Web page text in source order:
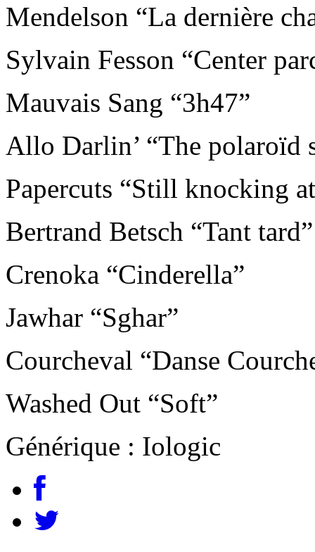
Mendelson “La dernière
Sylvain Fesson “Center
Mauvais Sang “3h47”
Allo Darlin’ “The polaroïd
Papercuts “Still knocking
Bertrand Betsch “Tant tard”
Crenoka “Cinderella”
Jawhar “Sghar”
Courcheval “Danse
Washed Out “Soft”
Générique : Iologic